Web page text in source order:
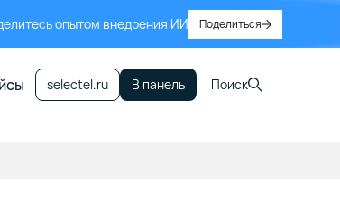
опытом внедрения ИИ Поделиться
selectel.ru В панель Поиск